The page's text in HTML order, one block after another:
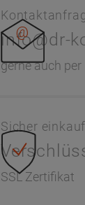
info@dr-
gerne auch per
Sicher
SSL Zertifikat